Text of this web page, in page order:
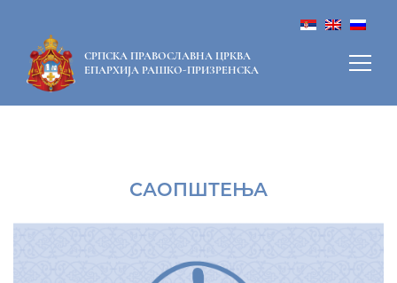
СРПСКА ПРАВОСЛАВНА ЦРКВА
ЕПАРХИЈА РАШКО-ПРИЗРЕНСКА
САОПШТЕЊА